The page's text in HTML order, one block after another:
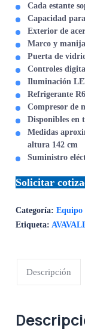
Cada estante
Capacidad
Exterior de
Marco y
Puerta de
Controles
Iluminación
Refrigerante
Compresor de
Disponibles en
Medidas
altura 142 cm
Suministro
Solicitar
Categoría:Equipo
Etiqueta:
Descripción